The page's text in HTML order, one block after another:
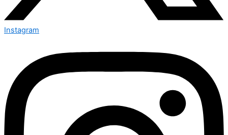
Instagram